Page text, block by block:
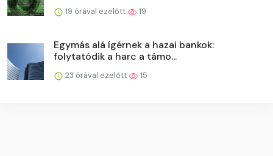
19 órával ezelőtt 19
Egymás alá ígérnek a hazai bankok:
folytatódik a harc a támo...
23 órával ezelőtt 15